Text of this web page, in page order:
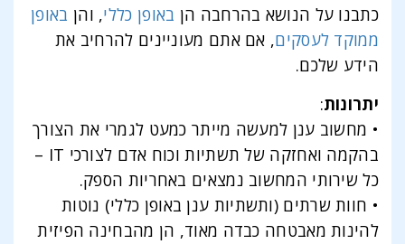
כתבנו על הנושא בהרחבה הן באופן כללי, והן באופן
ממוקד לעסקים, אם אתם מעוניינים להרחיב את
הידע שלכם.
יתרונות:
• מחשוב ענן למעשה מייתר כמעט לגמרי את הצורך
בהקמה ואחזקה של תשתיות וכוח אדם לצורכי IT –
כל שירותי המחשוב נמצאים באחריות הספק.
• חוות שרתים (ותשתיות ענן באופן כללי) נוטות
להינות מאבטחה כבדה מאוד, הן מהבחינה הפיזית